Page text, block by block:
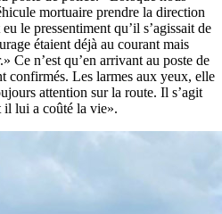
mortuaire prendre la direction
le pressentiment qu’il s’agissait de
étaient déjà au courant mais
Ce n’est qu’en arrivant au poste de
confirmés. Les larmes aux yeux, elle
attention sur la route. Il s’agit
il lui a coûté la vie».